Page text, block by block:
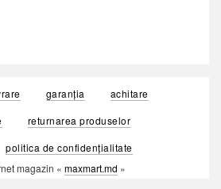
garanția
achitare
returnarea produselor
politica de confidențialitate
magazin « maxmart.md »